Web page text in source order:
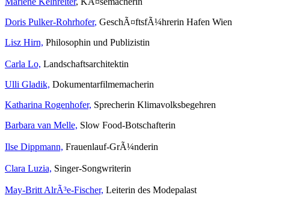
Doris Pulker-Rohrhofer, GeschÃ¤ftsfÃ¼hrerin Hafen Wien
Lisz Hirn, Philosophin und Publizistin
Carla Lo, Landschaftsarchitektin
Ulli Gladik, Dokumentarfilmemacherin
Katharina Rogenhofer, Sprecherin Klimavolksbegehren
Barbara van Melle, Slow Food-Botschafterin
Ilse Dippmann, Frauenlauf-GrÃ¼nderin
Clara Luzia, Singer-Songwriterin
May-Britt AlrÃ³e-Fischer, Leiterin des Modepalast